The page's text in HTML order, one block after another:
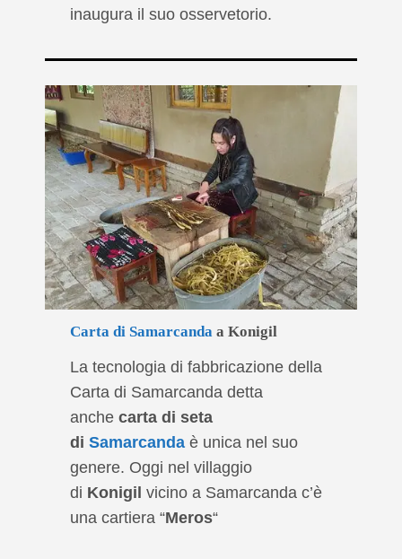
inaugura il suo osservetorio.
Carta di Samarcandaa Konigil
La tecnologia di fabbricazione della
Carta di Samarcanda detta
anche carta di seta
di Samarcandaè unica nel suo
genere. Oggi nel villaggio
di Konigil vicino a Samarcanda c’è
una cartiera “Meros“